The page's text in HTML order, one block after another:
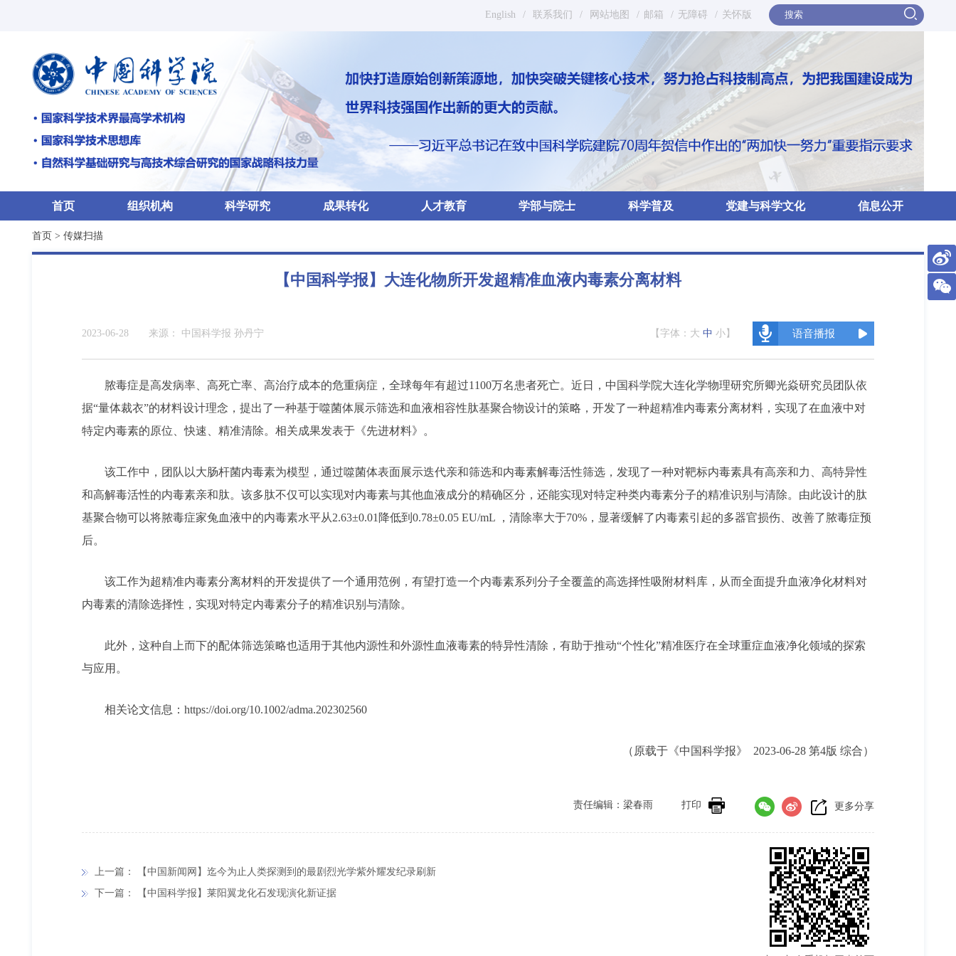
English / 联系我们 / 网站地图 / 邮箱 / 无障碍 / 关怀版
首页 组织机构 科学研究 成果转化 人才教育 学部与院士 科学普及 党建与科学文化 信息公开
首页 > 传媒扫描
【中国科学报】大连化物所开发超精准血液内毒素分离材料
2023-06-28 来源： 中国科学报 孙丹宁 【字体： 大 中 小 】 语音播报
脓毒症是高发病率、高死亡率、高治疗成本的危重病症，全球每年有超过1100万名患者死亡。近日，中国科学院大连化学物理研究所卿光焱研究员团队依
据“量体裁衣”的材料设计理念，提出了一种基于噬菌体展示筛选和血液相容性肽基聚合物设计的策略，开发了一种超精准内毒素分离材料，实现了在血液中对
特定内毒素的原位、快速、精准清除。相关成果发表于《先进材料》。
该工作中，团队以大肠杆菌内毒素为模型，通过噬菌体表面展示迭代亲和筛选和内毒素解毒活性筛选，发现了一种对靶标内毒素具有高亲和力、高特异性
和高解毒活性的内毒素亲和肽。该多肽不仅可以实现对内毒素与其他血液成分的精确区分，还能实现对特定种类内毒素分子的精准识别与清除。由此设计的肽
基聚合物可以将脓毒症家兔血液中的内毒素水平从2.63±0.01降低到0.78±0.05 EU/mL ，清除率大于70%，显著缓解了内毒素引起的多器官损伤、改善了脓毒症预
后。
该工作为超精准内毒素分离材料的开发提供了一个通用范例，有望打造一个内毒素系列分子全覆盖的高选择性吸附材料库，从而全面提升血液净化材料对
内毒素的清除选择性，实现对特定内毒素分子的精准识别与清除。
此外，这种自上而下的配体筛选策略也适用于其他内源性和外源性血液毒素的特异性清除，有助于推动“个性化”精准医疗在全球重症血液净化领域的探索
与应用。
相关论文信息：https://doi.org/10.1002/adma.202302560
（原载于《中国科学报》 2023-06-28 第4版 综合）
更多分享
打印
责任编辑：梁春雨
上一篇：
【中国新闻网】迄今为止人类探测到的最剧烈光学紫外耀发纪录刷新
下一篇：
【中国科学报】莱阳翼龙化石发现演化新证据